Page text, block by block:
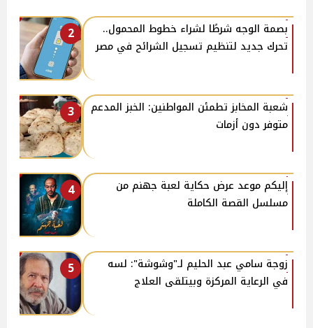
2
بصمة الوجه شرطًا لشراء خطوط المحمول..
تحرك جديد لتنظيم تسجيل الشرائح في مصر
3
شعبة المخابز تطمئن المواطنين: الخبز المدعم
متوفر دون أزمات
4
إليكم موعد عرض حكاية لعبة جهنم من
مسلسل القصة الكاملة
5
زوجة سامي عبد الحليم لـ"وشوشة": لسه
في الرعاية المركزة وبيتلقى العلاج